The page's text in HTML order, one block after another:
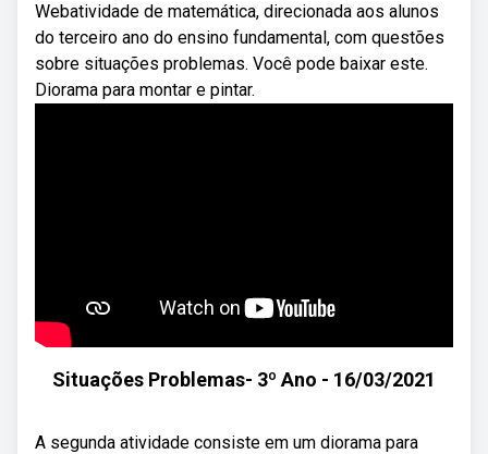
Webatividade de matemática, direcionada aos alunos
do terceiro ano do ensino fundamental, com questões
sobre situações problemas. Você pode baixar este.
Diorama para montar e pintar.
Situações Problemas- 3º Ano - 16/03/2021
A segunda atividade consiste em um diorama para